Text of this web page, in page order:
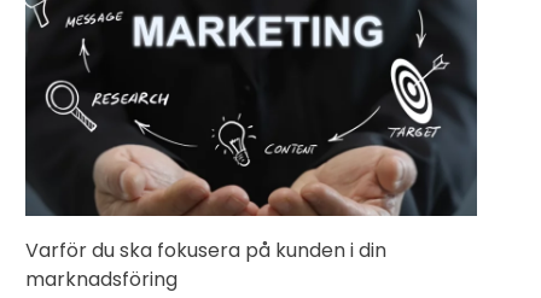
Varför du ska fokusera på kunden i din
marknadsföring